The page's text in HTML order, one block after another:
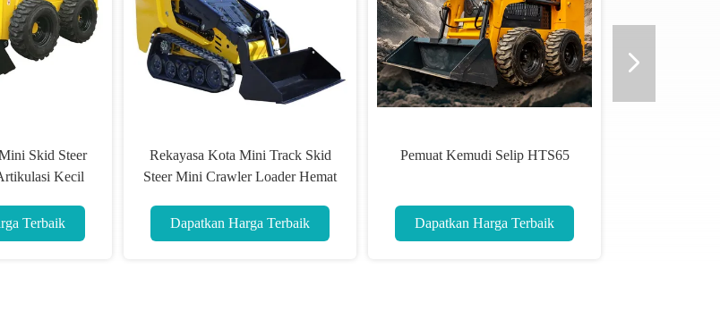
Skid Steer
Kecil
Terbaik
Rekayasa Kota Mini Track Skid
Steer Mini Crawler Loader Hemat
Dapatkan Harga Terbaik
Pemuat Kemudi Selip HTS65
Dapatkan Harga Terbaik